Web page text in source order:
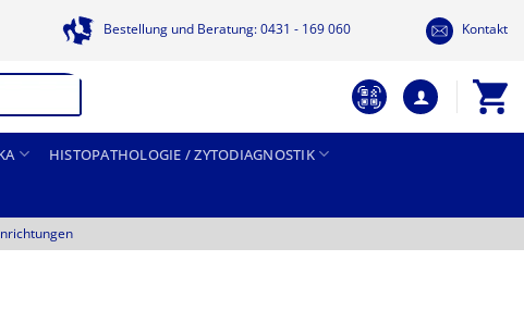
Bestellung und Beratung: 0431 - 169 060 Kontakt
HISTOPATHOLOGIE / ZYTODIAGNOSTIK